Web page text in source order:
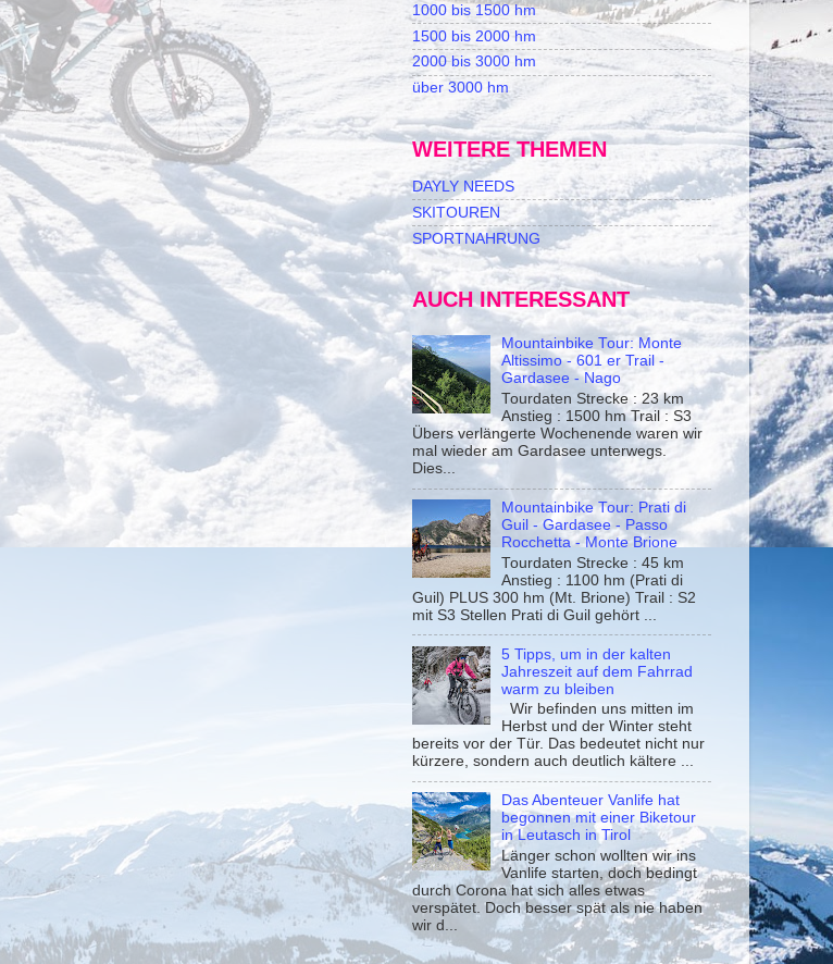
1000 bis 1500 hm
1500 bis 2000 hm
2000 bis 3000 hm
über 3000 hm
WEITERE THEMEN
DAYLY NEEDS
SKITOUREN
SPORTNAHRUNG
AUCH INTERESSANT
Mountainbike Tour: Monte
Altissimo - 601 er Trail -
Gardasee - Nago
Tourdaten Strecke : 23 km
Anstieg : 1500 hm Trail : S3
Übers verlängerte Wochenende waren wir
mal wieder am Gardasee unterwegs.
Dies...
Mountainbike Tour: Prati di
Guil - Gardasee - Passo
Rocchetta - Monte Brione
Tourdaten Strecke : 45 km
Anstieg : 1100 hm (Prati di
Guil) PLUS 300 hm (Mt. Brione) Trail : S2
mit S3 Stellen Prati di Guil gehört ...
5 Tipps, um in der kalten
Jahreszeit auf dem Fahrrad
warm zu bleiben
Wir befinden uns mitten im
Herbst und der Winter steht
bereits vor der Tür. Das bedeutet nicht nur
kürzere, sondern auch deutlich kältere ...
Das Abenteuer Vanlife hat
begonnen mit einer Biketour
in Leutasch in Tirol
Länger schon wollten wir ins
Vanlife starten, doch bedingt
durch Corona hat sich alles etwas
verspätet. Doch besser spät als nie haben
wir d...